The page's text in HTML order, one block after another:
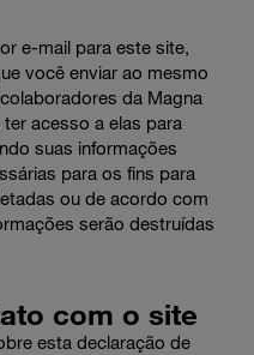
e-mail para este site,
você enviar ao mesmo
da Magna
acesso a elas para
suas informações
para os fins para
ou de acordo com
serão destruídas
com o site
esta declaração de